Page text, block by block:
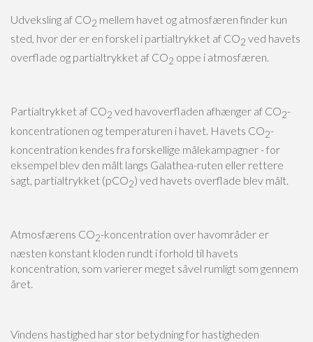
Udveksling af CO2 mellem havet og atmosfæren finder kun
sted, hvor der er en forskel i partialtrykket af CO2 ved havets
overflade og partialtrykket af CO2 oppe i atmosfæren.
Partialtrykket af CO2 ved havoverfladen afhænger af CO2-
koncentrationen og temperaturen i havet. Havets CO2-
koncentration kendes fra forskellige målekampagner - for
eksempel blev den målt langs Galathea-ruten eller rettere
sagt, partialtrykket (pCO2) ved havets overflade blev målt.
Atmosfærens CO2-koncentration over havområder er
næsten konstant kloden rundt i forhold til havets
koncentration, som varierer meget såvel rumligt som gennem
året.
Vindens hastighed har stor betydning for hastigheden